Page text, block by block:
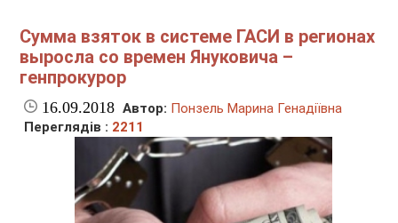
Сумма взяток в системе ГАСИ в регионах
выросла со времен Януковича –
генпрокурор
16.09.2018 Автор: Понзель Марина Генадіївна
Переглядів : 2211